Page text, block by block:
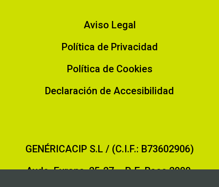
Aviso Legal
Política de Privacidad
Política de Cookies
Declaración de Accesibilidad
GENÉRICACIP S.L / (C.I.F.: B73602906)
Avda. Europa, 25-27 – P. E. Base 2000.